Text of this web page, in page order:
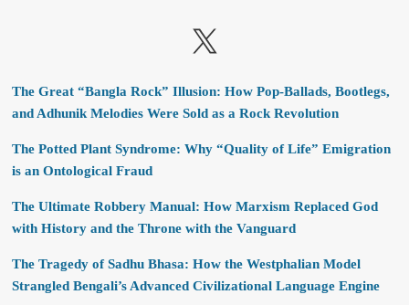
X
The Great “Bangla Rock” Illusion: How Pop-Ballads, Bootlegs,
and Adhunik Melodies Were Sold as a Rock Revolution
The Potted Plant Syndrome: Why “Quality of Life” Emigration
is an Ontological Fraud
The Ultimate Robbery Manual: How Marxism Replaced God
with History and the Throne with the Vanguard
The Tragedy of Sadhu Bhasa: How the Westphalian Model
Strangled Bengali’s Advanced Civilizational Language Engine